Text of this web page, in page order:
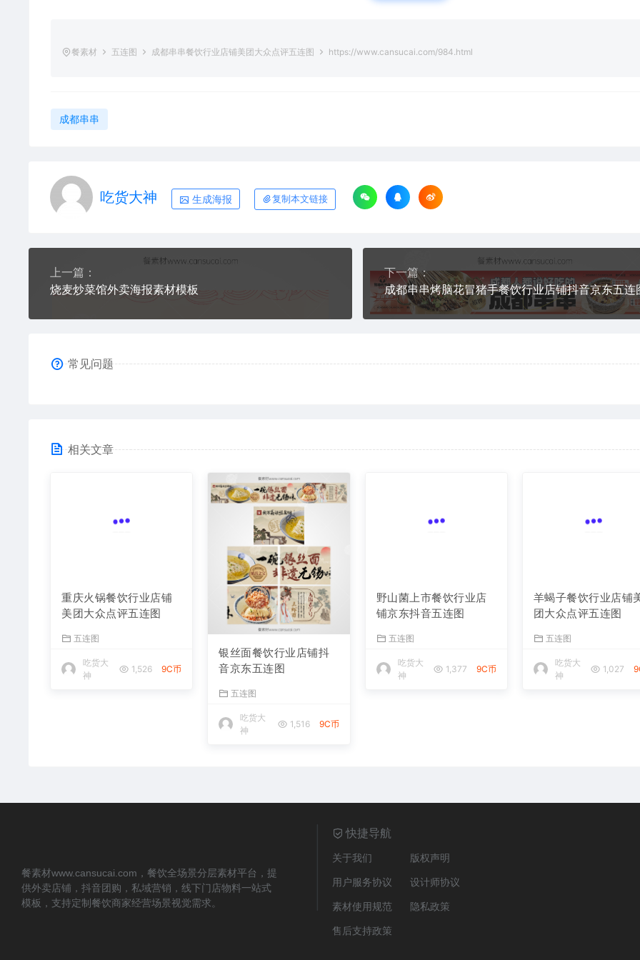
餐素材 五连图 成都串串餐饮行业店铺美团大众点评五连图 https://www.cansucai.com/984.html
成都串串
吃货大神 生成海报 复制本文链接
上一篇：
烧麦炒菜馆外卖海报素材模板
下一篇：
成都串串烤脑花冒猪手餐饮行业店铺抖音京东五连
常见问题
相关文章
美团大众点评五连图
银丝面餐饮行业店铺抖
音京东五连图
五连图
吃货大
神
1,516 9C币
野山菌上市餐饮行业店
铺京东抖音五连图
五连图
吃货大
神
1,377 9C币
羊蝎子餐饮行业店铺
团大众点评五连图
五连图
吃货大
神
1,027
餐素材www.cansucai.com，餐饮全场景分层素材平台，提
供外卖店铺，抖音团购，私域营销，线下门店物料一站式
模板，支持定制餐饮商家经营场景视觉需求。
快捷导航
关于我们
版权声明
用户服务协议
设计师协议
素材使用规范
隐私政策
售后支持政策